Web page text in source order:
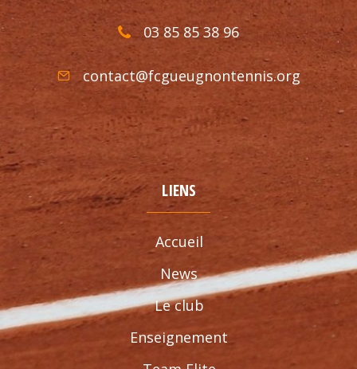
03 85 85 38 96
contact@fcgueugnontennis.org
LIENS
Accueil
News
Le club
Enseignement